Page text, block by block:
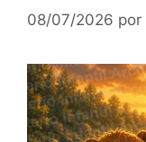
08/07/2026 por